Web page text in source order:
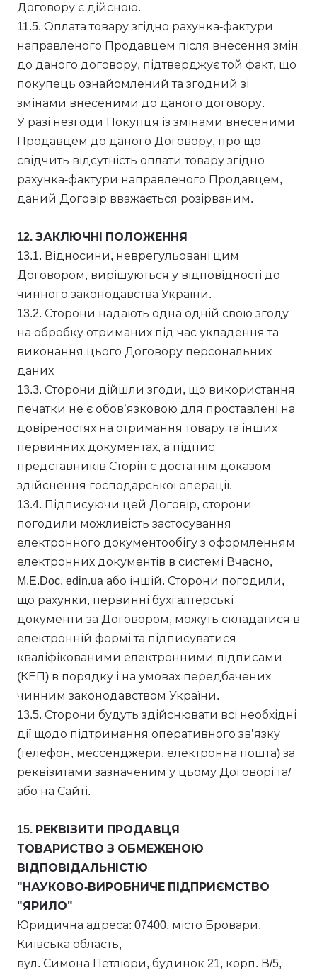
Договору є дійсною.
11.5. Оплата товару згідно рахунка-фактури
направленого Продавцем після внесення змін
до даного договору, підтверджує той факт, що
покупець ознайомлений та згодний зі
змінами внесеними до даного договору.
У разі незгоди Покупця із змінами внесеними
Продавцем до даного Договору, про що
свідчить відсутність оплати товару згідно
рахунка-фактури направленого Продавцем,
даний Договір вважається розірваним.
12. ЗАКЛЮЧНІ ПОЛОЖЕННЯ
13.1. Відносини, неврегульовані цим
Договором, вирішуються у відповідності до
чинного законодавства України.
13.2. Сторони надають одна одній свою згоду
на обробку отриманих під час укладення та
виконання цього Договору персональних
даних
13.3. Сторони дійшли згоди, що використання
печатки не є обов’язковою для проставлені на
довіреностях на отримання товару та інших
первинних документах, а підпис
представників Сторін є достатнім доказом
здійснення господарської операції.
13.4. Підписуючи цей Договір, сторони
погодили можливість застосування
електронного документообігу з оформленням
електронних документів в системі Вчасно,
M.E.Doc, edin.ua або іншій. Сторони погодили,
що рахунки, первинні бухгалтерські
документи за Договором, можуть складатися в
електронній формі та підписуватися
кваліфікованими електронними підписами
(КЕП) в порядку і на умовах передбачених
чинним законодавством України.
13.5. Сторони будуть здійснювати всі необхідні
дії щодо підтримання оперативного зв’язку
(телефон, мессенджери, електронна пошта) за
реквізитами зазначеним у цьому Договорі та/
або на Сайті.
15. РЕКВІЗИТИ ПРОДАВЦЯ
ТОВАРИСТВО З ОБМЕЖЕНОЮ
ВІДПОВІДАЛЬНІСТЮ
"НАУКОВО-ВИРОБНИЧЕ ПІДПРИЄМСТВО
"ЯРИЛО"
Юридична адреса: 07400, місто Бровари,
Київська область,
вул. Симона Петлюри, будинок 21, корп. В/5,